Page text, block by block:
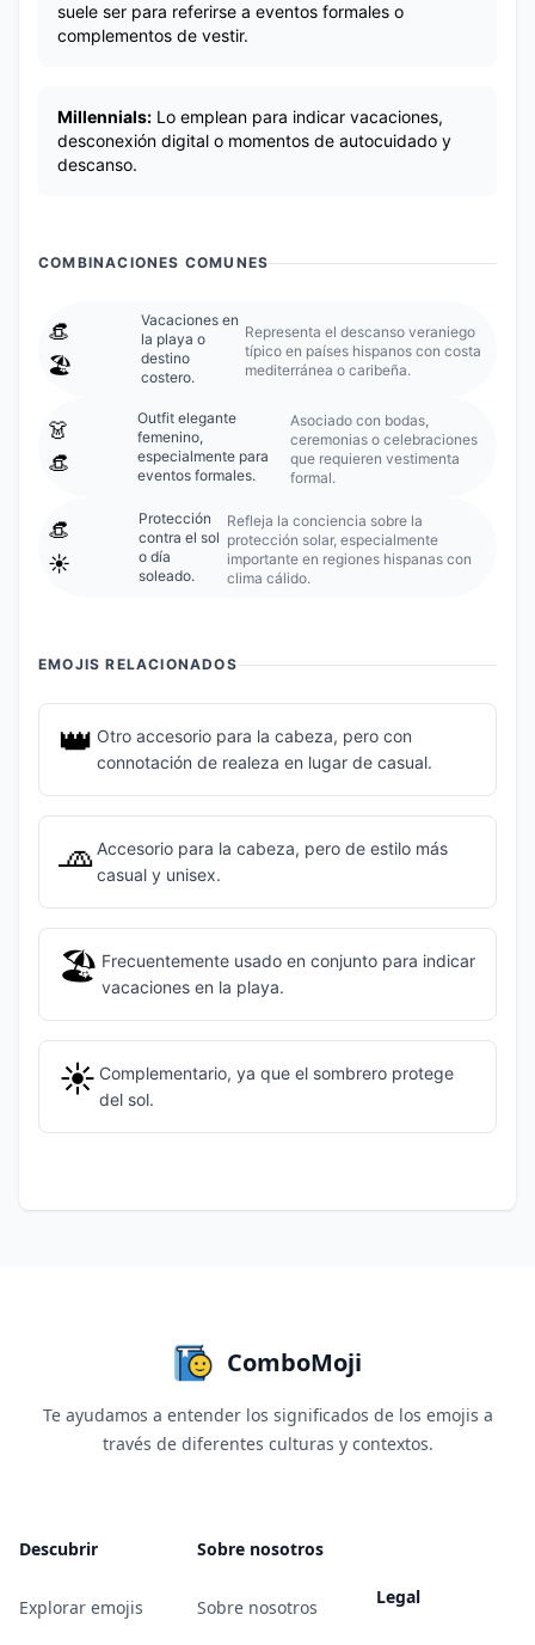
suele ser para referirse a eventos formales o
complementos de vestir.
Millennials: Lo emplean para indicar vacaciones,
desconexión digital o momentos de autocuidado y
descanso.
COMBINACIONES COMUNES
👒
🏖️
Vacaciones en
la playa o
destino
costero.
Representa el descanso veraniego
típico en países hispanos con costa
mediterránea o caribeña.
👗
👒
Outfit elegante
femenino,
especialmente para
eventos formales.
Asociado con bodas,
ceremonias o celebraciones
que requieren vestimenta
formal.
👒
☀️
Protección
contra el sol
o día
soleado.
Refleja la conciencia sobre la
protección solar, especialmente
importante en regiones hispanas con
clima cálido.
EMOJIS RELACIONADOS
👑 Otro accesorio para la cabeza, pero con
connotación de realeza en lugar de casual.
🧢 Accesorio para la cabeza, pero de estilo más
casual y unisex.
🏖️ Frecuentemente usado en conjunto para indicar
vacaciones en la playa.
☀️ Complementario, ya que el sombrero protege
del sol.
ComboMoji
Te ayudamos a entender los significados de los emojis a
través de diferentes culturas y contextos.
Descubrir
Explorar emojis
Sobre nosotros
Sobre nosotros Legal